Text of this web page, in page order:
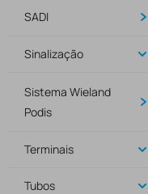
SADI
Sinalização
Sistema Wieland
Podis
Terminais
Tubos